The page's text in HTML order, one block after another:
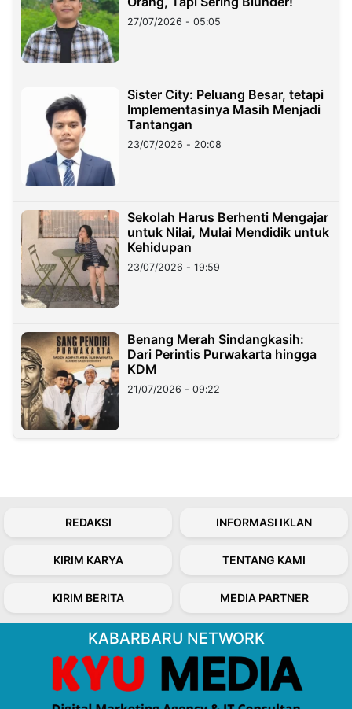
27/07/2026 - 05:05
Sister City: Peluang Besar, tetapi
Implementasinya Masih Menjadi
Tantangan
23/07/2026 - 20:08
Sekolah Harus Berhenti Mengajar
untuk Nilai, Mulai Mendidik untuk
Kehidupan
23/07/2026 - 19:59
Benang Merah Sindangkasih:
Dari Perintis Purwakarta hingga
KDM
21/07/2026 - 09:22
REDAKSI INFORMASI IKLAN
KIRIM KARYA TENTANG KAMI
KIRIM BERITA MEDIA PARTNER
KABARBARU NETWORK